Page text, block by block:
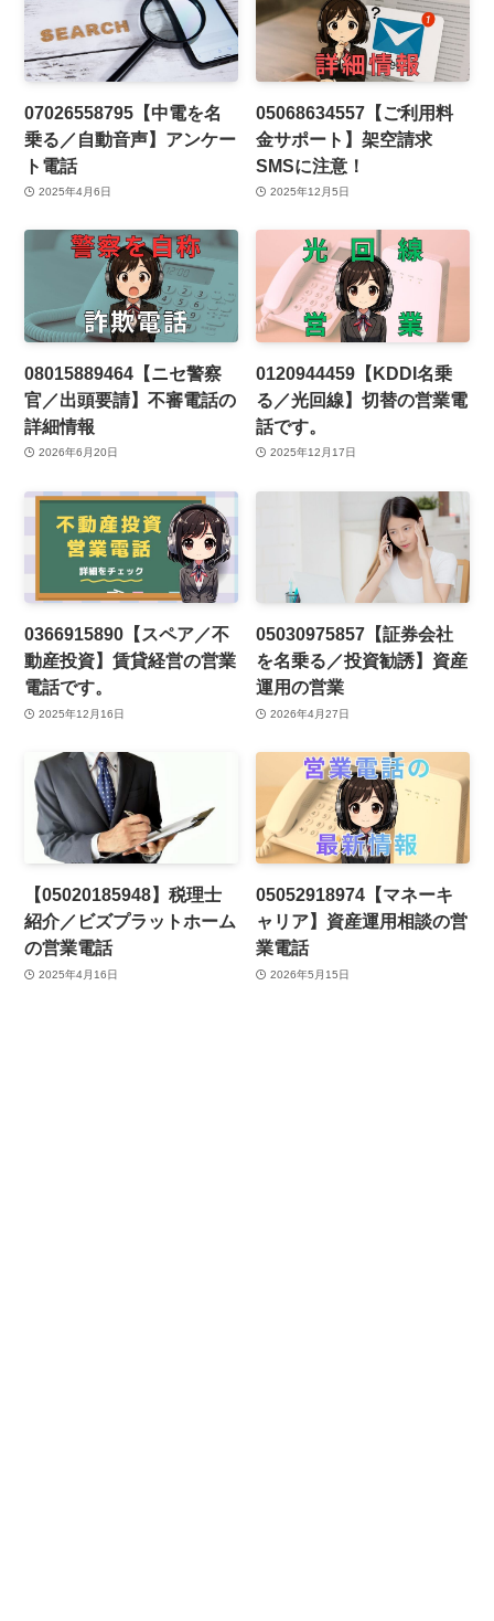
07026558795【中電を名
乗る／自動音声】アンケー
ト電話
2025年4月6日
05068634557【ご利用料
金サポート】架空請求
SMSに注意！
2025年12月5日
08015889464【ニセ警察
官／出頭要請】不審電話の
詳細情報
2026年6月20日
0120944459【KDDI名乗
る／光回線】切替の営業電
話です。
2025年12月17日
0366915890【スペア／不
動産投資】賃貸経営の営業
電話です。
2025年12月16日
05030975857【証券会社
を名乗る／投資勧誘】資産
運用の営業
2026年4月27日
【05020185948】税理士
紹介／ビズプラットホーム
の営業電話
2025年4月16日
05052918974【マネーキ
ャリア】資産運用相談の営
業電話
2026年5月15日